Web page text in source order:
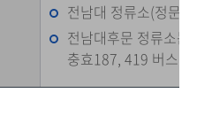
전남대 정류소(정문)
전남대후문 정류소
충효187, 419 버스가